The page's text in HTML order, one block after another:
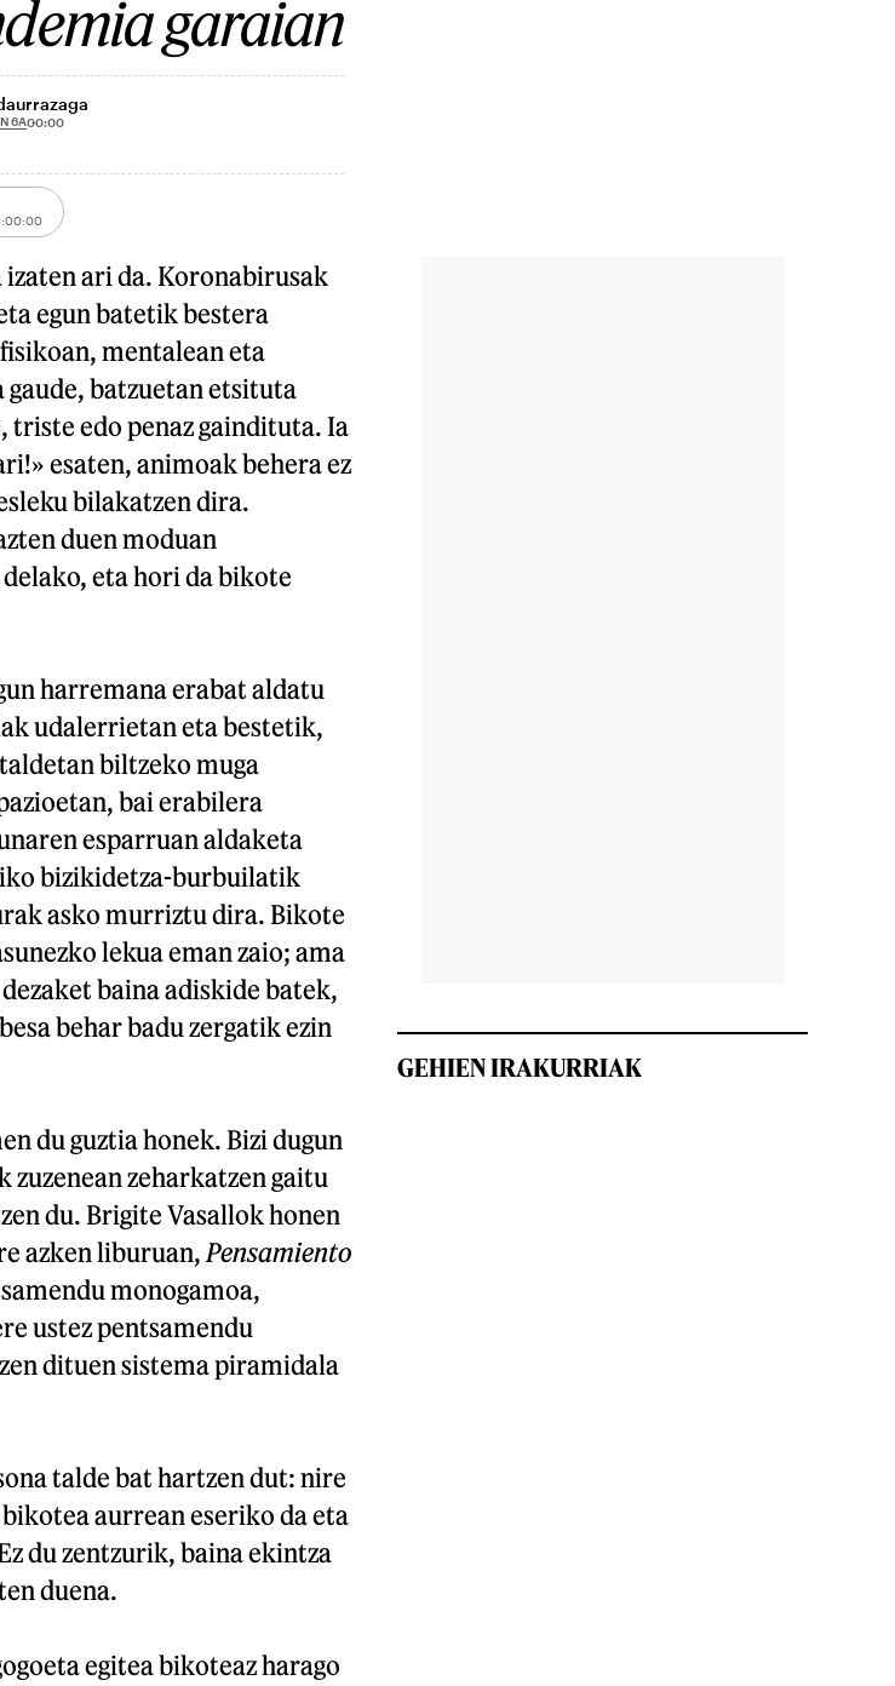
garaian
6A00:00
izaten ari da. Koronabirusak
egun batetik bestera
mentalean eta
batzuetan etsituta
triste edo penaz gaindituta. Ia
esaten, animoak behera ez
bilakatzen dira.
duen moduan
eta hori da bikote
harremana erabat aldatu
udalerrietan eta bestetik,
biltzeko muga
bai erabilera
esparruan aldaketa
bizikidetza-burbuilatik
asko murriztu dira. Bikote
lekua eman zaio; ama
baina adiskide batek,
behar badu zergatik ezin
du guztia honek. Bizi dugun
zeharkatzen gaitu
du. Brigite Vasallok honen
azken liburuan, Pensamiento
monogamoa,
ustez pentsamendu
dituen sistema piramidala
talde bat hartzen dut: nire
aurrean eseriko da eta
du zentzurik, baina ekintza
duena.
egitea bikoteaz harago
GEHIEN IRAKURRIAK